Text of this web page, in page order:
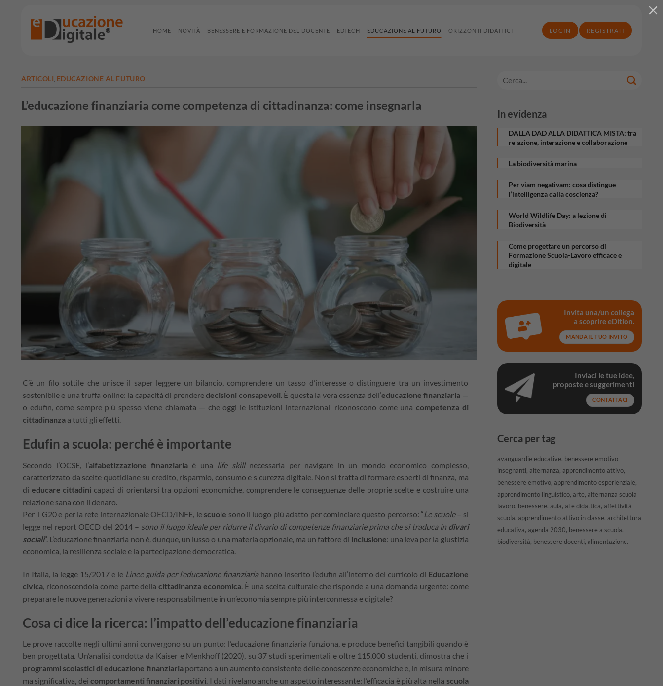
contenuti
HOME NOVITÀ BENESSERE E FORMAZIONE DEL DOCENTE EDTECH EDUCAZIONE AL FUTURO ORIZZONTI DIDATTICI LOGIN REGISTRATI
ARTICOLI EDUCAZIONE AL FUTURO
L’educazione finanziaria come competenza di cittadinanza: come insegnarla
C’è un filo sottile che unisce il saper leggere un bilancio, comprendere un tasso d’interesse o distinguere tra un investimento
sostenibile e una truffa online: la capacità di prenderedecisioni consapevoli. È questa la vera essenza dell’educazione finanziaria —
o edufin, come sempre più spesso viene chiamata — che oggi le istituzioni internazionali riconoscono come una competenza di
cittadinanza a tutti gli effetti.
Edufin a scuola: perché è importante
Secondo l’OCSE, l’alfabetizzazione finanziariaè una life skillnecessaria per navigare in un mondo economico complesso,
caratterizzato da scelte quotidiane su credito, risparmio, consumo e sicurezza digitale. Non si tratta di formare esperti di finanza, ma
di educare cittadini capaci di orientarsi tra opzioni economiche, comprendere le conseguenze delle proprie scelte e costruire una
relazione sana con il denaro.
Per il G20 e per la rete internazionale OECD/INFE, lescuole sono il luogo più adatto per cominciare questo percorso: “Le scuole– si
legge nel report OECD del 2014 – sono il luogo ideale per ridurre il divario di competenze finanziarie prima che si traduca in divari
sociali”. L’educazione finanziaria non è, dunque, un lusso o una materia opzionale, ma un fattore di inclusione: una leva per la giustizia
economica, la resilienza sociale e la partecipazione democratica.
In Italia, la legge 15/2017 e le Linee guida per l’educazione finanziariahanno inserito l’edufin all’interno del curricolo di Educazione
civica, riconoscendola come parte dellacittadinanza economica. È una scelta culturale che risponde a una domanda urgente: come
preparare le nuove generazioni a vivere responsabilmente in un’economia sempre più interconnessa e digitale?
Cosa ci dice la ricerca: l’impatto dell’educazione finanziaria
Le prove raccolte negli ultimi anni convergono su un punto: l’educazione finanziaria funziona, e produce benefici tangibili quando è
ben progettata. Un’analisi condotta da Kaiser e Menkhoff (2020), su 37 studi sperimentali e oltre 115.000 studenti, dimostra che i
programmi scolastici di educazione finanziariaportano a un aumento consistente delle conoscenze economiche e, in misura minore
ma significativa, dei comportamenti finanziari positivi. I dati rivelano anche un aspetto interessante: l’efficacia è più alta nella scuola
In evidenza
DALLA DAD ALLA DIDATTICA MISTA: tra
relazione, interazione e collaborazione
La biodiversità marina
Per viam negativam: cosa distingue
l’intelligenza dalla coscienza?
World Wildlife Day: a lezione di
Biodiversità
Come progettare un percorso di
Formazione Scuola-Lavoro efficace e
digitale
Invita una/un collega
a scoprire eDition.
MANDA IL TUO INVITO
Inviaci le tue idee,
proposte e suggerimenti
CONTATTACI
Cerca per tag
avanguardie educative benessere emotivo
insegnanti alternanza apprendimento attivo
benessere emotivo apprendimento esperienziale
apprendimento linguistico arte alternanza scuola
lavoro benessere aula ai e didattica affettività
scuola apprendimento attivo in classe architettura
educativa agenda 2030 benessere a scuola
biodiversità benessere docenti alimentazione